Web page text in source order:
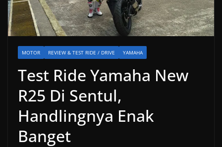
MOTOR REVIEW & TEST RIDE / DRIVE YAMAHA
Test Ride Yamaha New
R25 Di Sentul,
Handlingnya Enak
Banget